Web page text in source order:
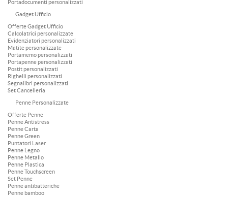
Portadocumenti personalizzati
Gadget Ufficio
Offerte Gadget Ufficio
Calcolatrici personalizzate
Evidenziatori personalizzati
Matite personalizzate
Portamemo personalizzati
Portapenne personalizzati
Postit personalizzati
Righelli personalizzati
Segnalibri personalizzati
Set Cancelleria
Penne Personalizzate
Offerte Penne
Penne Antistress
Penne Carta
Penne Green
Puntatori Laser
Penne Legno
Penne Metallo
Penne Plastica
Penne Touchscreen
Set Penne
Penne antibatteriche
Penne bamboo